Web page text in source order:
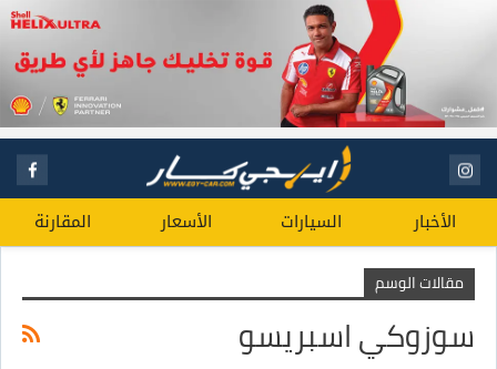
الأخبار السيارات الأسعار المقارنة
مقالات الوسم
سوزوكي اسبريسو